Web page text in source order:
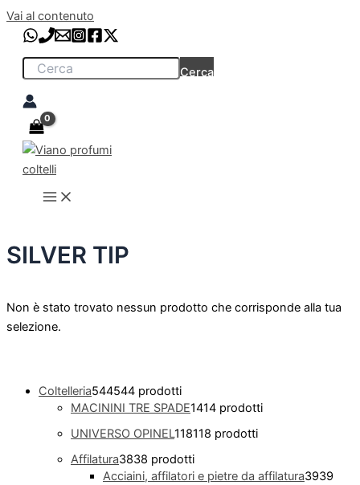
Vai al contenuto
Cerca
SILVER TIP
Non è stato trovato nessun prodotto che corrisponde alla tua
selezione.
Coltelleria544544 prodotti
MACININI TRE SPADE1414 prodotti
UNIVERSO OPINEL118118 prodotti
Affilatura3838 prodotti
Acciaini, affilatori e pietre da affilatura3939